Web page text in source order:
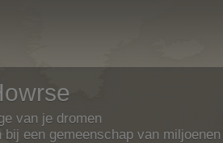
van je dromen
bij een gemeenschap van